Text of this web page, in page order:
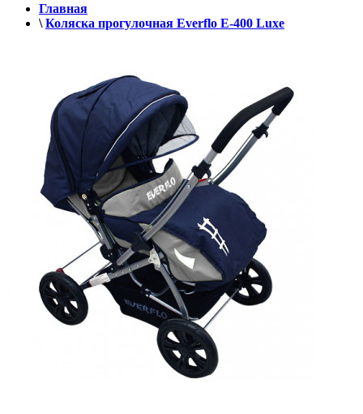
Главная
\Коляска прогулочная Everflo E-400 Luxe